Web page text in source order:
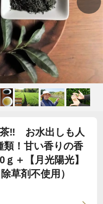
茶‼ お水出しも人
！甘い香りの香
＋【月光陽光】
草剤不使用）